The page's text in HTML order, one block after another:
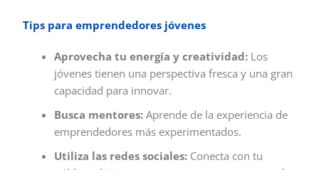
Tips para emprendedores jóvenes
Aprovecha tu energía y creatividad: Los
jóvenes tienen una perspectiva fresca y una gran
capacidad para innovar.
Busca mentores: Aprende de la experiencia de
emprendedores más experimentados.
Utiliza las redes sociales: Conecta con tu